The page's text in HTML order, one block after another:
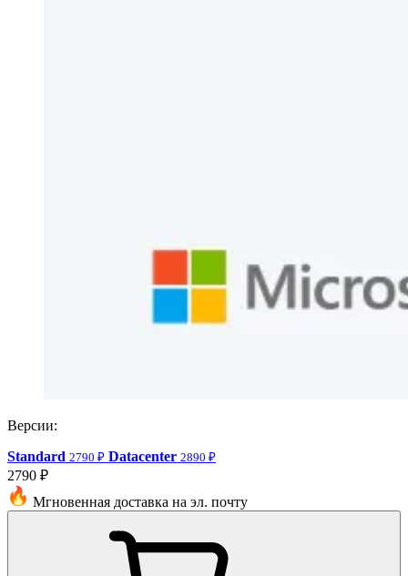
Версии:
Standard 2790 ₽ Datacenter 2890 ₽
2790 ₽
Мгновенная доставка на эл. почту